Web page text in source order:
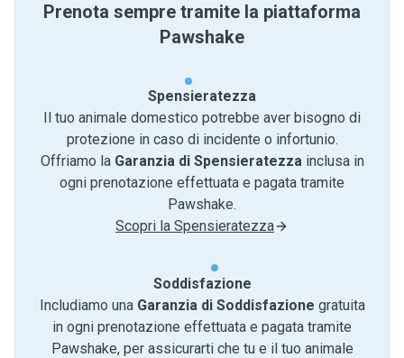
Prenota sempre tramite la piattaforma
Pawshake
Spensieratezza
Il tuo animale domestico potrebbe aver bisogno di
protezione in caso di incidente o infortunio.
Offriamo la Garanzia di Spensieratezzainclusa in
ogni prenotazione effettuata e pagata tramite
Pawshake.
Scopri la Spensieratezza
Soddisfazione
Includiamo una Garanzia di Soddisfazione gratuita
in ogni prenotazione effettuata e pagata tramite
Pawshake, per assicurarti che tu e il tuo animale